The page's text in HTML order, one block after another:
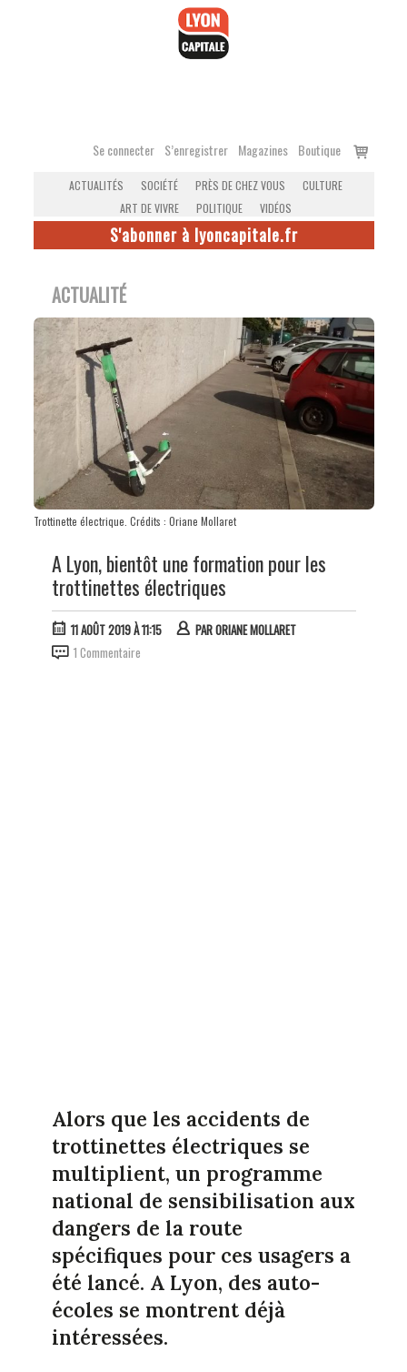
Se connecter S’enregistrer Magazines Boutique
Voir
ACTUALITÉS SOCIÉTÉ PRÈS DE CHEZ VOUS
CULTURE
ART DE VIVRE
POLITIQUE VIDÉOS
S'abonner à lyoncapitale.fr
ACTUALITÉ
Trottinette électrique. Crédits : Oriane Mollaret
A Lyon, bientôt une formation pour les
trottinettes électriques
11 AOÛT 2019 À 11:15 PARORIANE MOLLARET
1 Commentaire
Alors que les accidents de
trottinettes électriques se
multiplient, un programme
national de sensibilisation aux
dangers de la route
spécifiques pour ces usagers a
été lancé. A Lyon, des auto-
écoles se montrent déjà
intéressées.